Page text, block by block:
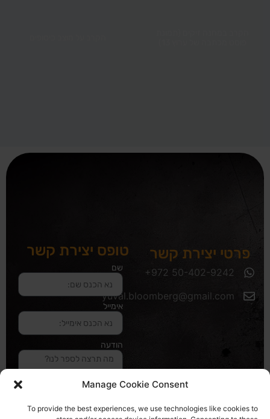
Manage Cookie Consent
To provide the best experiences, we use technologies like cookies to
פרטי יצירת קשר
yuval.bloomberg@gmail.com
טופס יצירת קשר
שם
אימייל
הודעה
שליחה והטופס
בדרך אלינו